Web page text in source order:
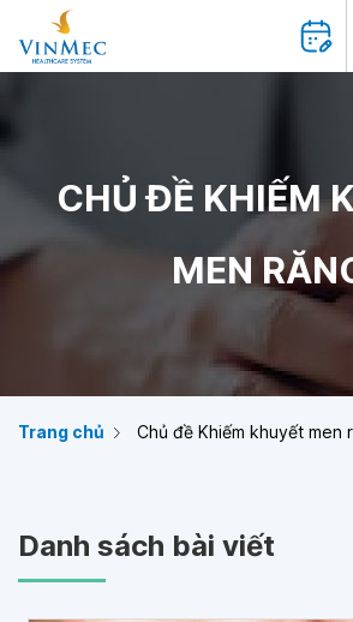
CHỦ ĐỀ KHIẾM
MEN
Trang chủ Chủ đề Khiếm khuyết men
Danh sách bài viết